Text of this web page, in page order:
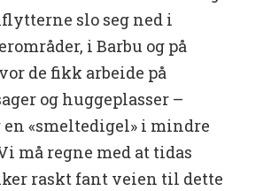
slo seg ned i
i Barbu og på
de fikk arbeide på
og huggeplasser –
en «smeltedigel» i mindre
må regne med at tidas
raskt fant veien til dette